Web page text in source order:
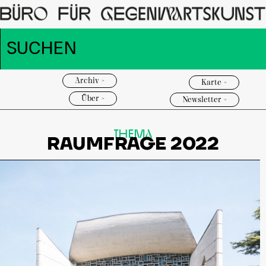
Archiv >
Über >
Karte >
Newsletter >
THEMa
RAUMFRAGE 2022